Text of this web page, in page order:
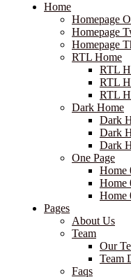
Home
Homepage
Homepage
Homepage
RTL Home
RTL
RTL
RTL
Dark Home
Dark
Dark
Dark
One Page
Home
Home
Home
Pages
About Us
Team
Our
Team
Faqs